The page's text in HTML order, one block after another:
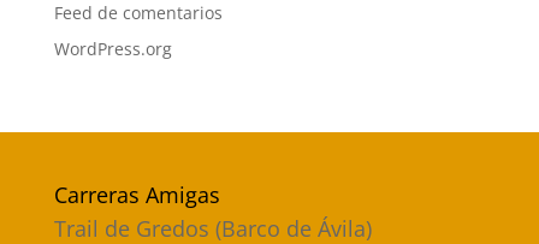
Feed de comentarios
WordPress.org
Carreras Amigas
Trail de Gredos (Barco de Ávila)